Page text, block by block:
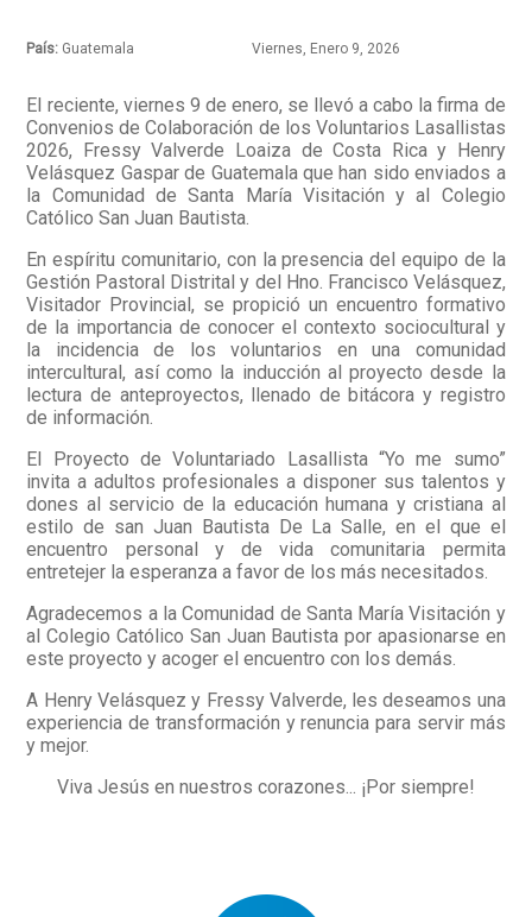
País: Guatemala Viernes, Enero 9, 2026
El reciente, viernes 9 de enero, se llevó a cabo la firma de
Convenios de Colaboración de los Voluntarios Lasallistas
2026, Fressy Valverde Loaiza de Costa Rica y Henry
Velásquez Gaspar de Guatemala que han sido enviados a
la Comunidad de Santa María Visitación y al Colegio
Católico San Juan Bautista.
En espíritu comunitario, con la presencia del equipo de la
Gestión Pastoral Distrital y del Hno. Francisco Velásquez,
Visitador Provincial, se propició un encuentro formativo
de la importancia de conocer el contexto sociocultural y
la incidencia de los voluntarios en una comunidad
intercultural, así como la inducción al proyecto desde la
lectura de anteproyectos, llenado de bitácora y registro
de información.
El Proyecto de Voluntariado Lasallista “Yo me sumo”
invita a adultos profesionales a disponer sus talentos y
dones al servicio de la educación humana y cristiana al
estilo de san Juan Bautista De La Salle, en el que el
encuentro personal y de vida comunitaria permita
entretejer la esperanza a favor de los más necesitados.
Agradecemos a la Comunidad de Santa María Visitación y
al Colegio Católico San Juan Bautista por apasionarse en
este proyecto y acoger el encuentro con los demás.
A Henry Velásquez y Fressy Valverde, les deseamos una
experiencia de transformación y renuncia para servir más
y mejor.
Viva Jesús en nuestros corazones... ¡Por siempre!